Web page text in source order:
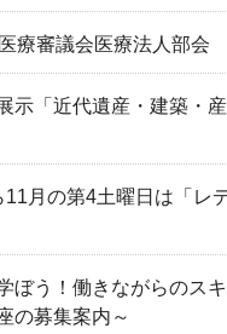
療審議会医療法人部会
示「近代遺産・建築・
11月の第4土曜日は「レ
ぼう！働きながらのス
の募集案内～